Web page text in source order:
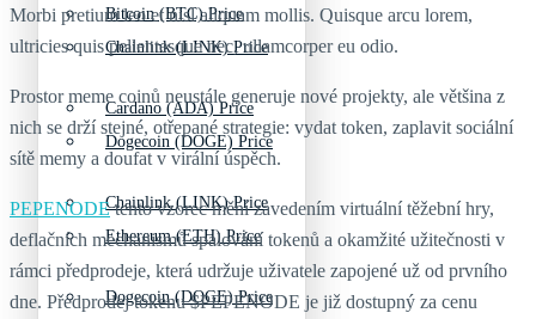
Chainlink (LINK) Price
Dogecoin (DOGE) Price
Ethereum (ETH) Price
Bitcoin (BTC) Price
Cardano (ADA) Price
Chainlink (LINK) Price
Dogecoin (DOGE) Price
Morbi pretium leo et nisl aliquam mollis. Quisque arcu lorem,
ultricies quis pellentesque nec, ullamcorper eu odio.
Prostor meme coinů neustále generuje nové projekty, ale většina z
nich se drží stejné, otřepané strategie: vydat token, zaplavit sociální
sítě memy a doufat v virální úspěch.
PEPENODEtento vzorec mění zavedením virtuální těžební hry,
deflačních mechanismů spalování tokenů a okamžité užitečnosti v
rámci předprodeje, která udržuje uživatele zapojené už od prvního
dne. Předprodej tokenu $PEPENODE je již dostupný za cenu